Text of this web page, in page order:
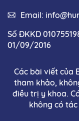
Email:
Số ĐKKD
01/09/2016
Các bài viết của
tham khảo,
điều trị y khoa.
không có